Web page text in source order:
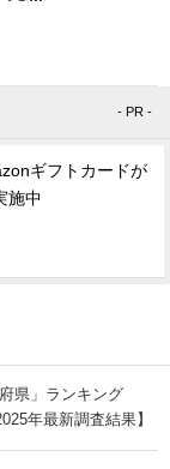
- PR -
ギフトカードが
施中
県」ランキング
年最新調査結果】